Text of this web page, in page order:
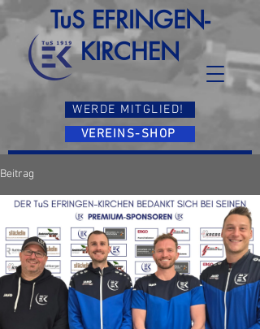
TuS EFRINGEN-
KIRCHEN
WERDE MITGLIED!
VEREINS-SHOP
Beitrag